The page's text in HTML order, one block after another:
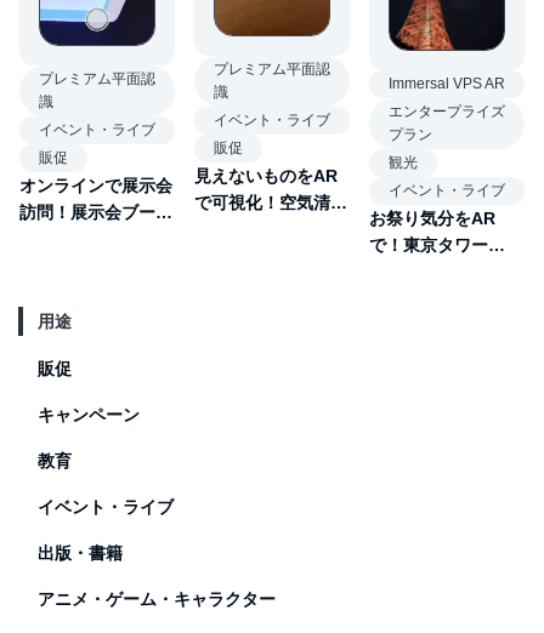
プレミアム平面認
識
イベント・ライブ
販促
オンラインで展示会
訪問！展示会ブース
プレミアム平面認
識
イベント・ライブ
販促
見えないものをAR
で可視化！空気清浄
Immersal VPS AR
エンタープライズ
プラン
観光
イベント・ライブ
お祭り気分をAR
で！東京タワー
用途
販促
キャンペーン
教育
イベント・ライブ
出版・書籍
アニメ・ゲーム・キャラクター